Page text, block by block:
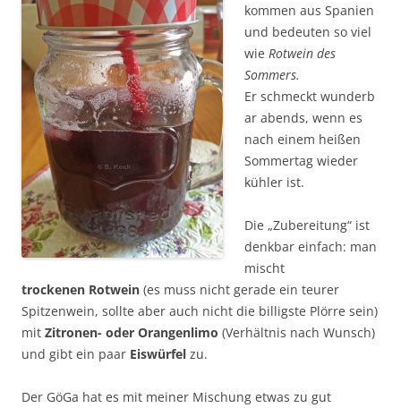
kommen aus Spanien
und bedeuten so viel
wie Rotwein des
Sommers.
Er schmeckt wunderb
ar abends, wenn es
nach einem heißen
Sommertag wieder
kühler ist.
Die „Zubereitung“ ist
denkbar einfach: man
mischt
trockenen Rotwein (es muss nicht gerade ein teurer
Spitzenwein, sollte aber auch nicht die billigste Plörre sein)
mit Zitronen- oder Orangenlimo (Verhältnis nach Wunsch)
und gibt ein paar Eiswürfel zu.
Der GöGa hat es mit meiner Mischung etwas zu gut